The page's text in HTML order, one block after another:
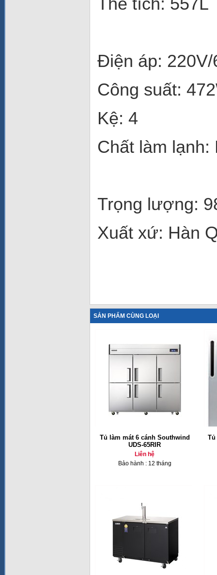
Điện áp: 220V/
Công suất:
Kệ: 4
Chất làm lạnh:
Trọng lượng:
Xuất xứ: Hàn
SẢN PHẨM CÙNG LOẠI
Tủ làm mát 6 cánh Southwind
UDS-65RIR
Liên hệ
Bảo hành : 12 tháng
Tủ